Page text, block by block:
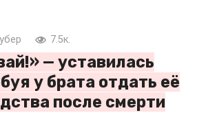
7.5к.
— уставилась
у брата отдать её
после смерти